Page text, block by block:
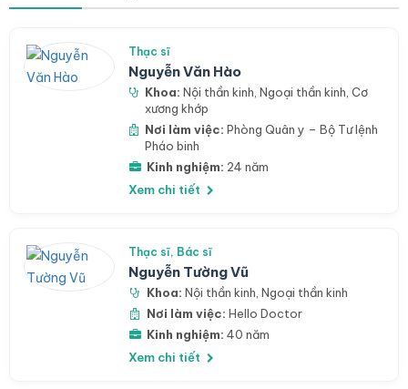
Thạc sĩ
Nguyễn Văn Hào
Khoa: Nội thần kinh Ngoại thần kinh Cơ
xương khớp
Nơi làm việc: Phòng Quân y – Bộ Tư lệnh
Pháo binh
Kinh nghiệm: 24 năm
Xem chi tiết
Thạc sĩ, Bác sĩ
Nguyễn Tường Vũ
Khoa: Nội thần kinh Ngoại thần kinh
Nơi làm việc: Hello Doctor
Kinh nghiệm: 40 năm
Xem chi tiết